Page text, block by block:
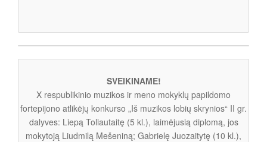
SVEIKINAME!
X respublikinio muzikos ir meno mokyklų papildomo
fortepijono atlikėjų konkurso „Iš muzikos lobių skrynios“ II gr.
dalyves: Liepą Toliautaitę (5 kl.), laimėjusią diplomą, jos
mokytoją Liudmilą Mešeniną; Gabrielę Juozaitytę (10 kl.),